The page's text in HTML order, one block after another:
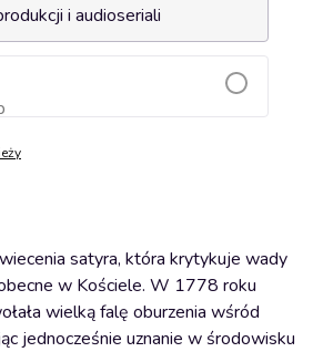
i audioseriali
do koszyka
satyra, która krytykuje wady
w Kościele. W 1778 roku
wielką falę oburzenia wśród
jednocześnie uznanie w środowisku